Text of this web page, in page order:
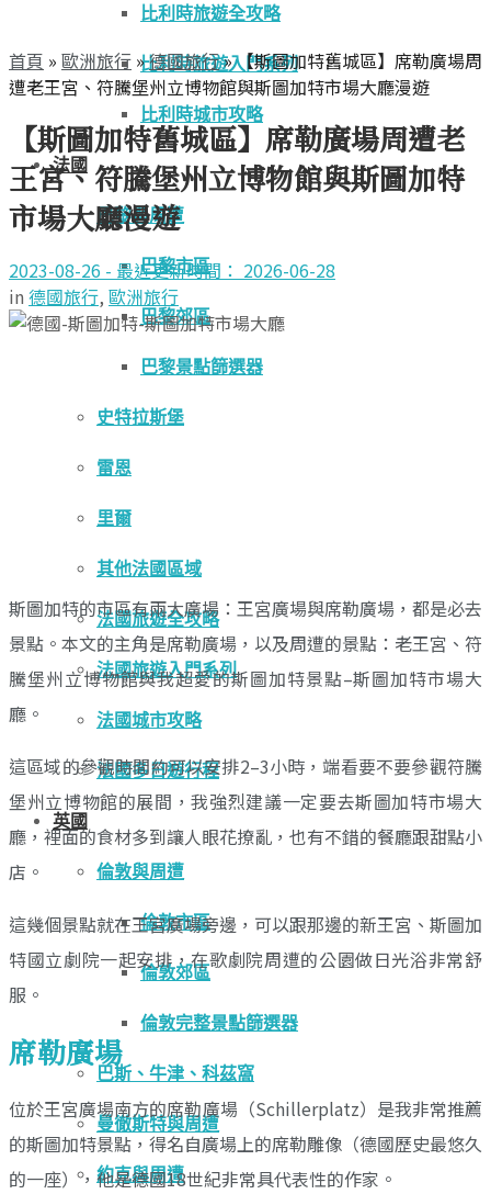
比利時旅遊全攻略
比利時旅遊入門系列
比利時城市攻略
法國
巴黎與周遭
巴黎市區
巴黎郊區
巴黎景點篩選器
史特拉斯堡
雷恩
里爾
其他法國區域
法國旅遊全攻略
法國旅遊入門系列
法國城市攻略
法國多日遊行程
英國
倫敦與周遭
倫敦市區
倫敦郊區
倫敦完整景點篩選器
巴斯、牛津、科茲窩
曼徹斯特與周遭
約克與周遭
首頁 » 歐洲旅行 »德國旅行»【斯圖加特舊城區】席勒廣場周
遭老王宮、符騰堡州立博物館與斯圖加特市場大廳漫遊
【斯圖加特舊城區】席勒廣場周遭老
王宮、符騰堡州立博物館與斯圖加特
市場大廳漫遊
2023-08-26 - 最近更新時間： 2026-06-28
in 德國旅行, 歐洲旅行
斯圖加特的市區有兩大廣場：王宮廣場與席勒廣場，都是必去
景點。本文的主角是席勒廣場，以及周遭的景點：老王宮、符
騰堡州立博物館與我超愛的斯圖加特景點–斯圖加特市場大
廳。
這區域的參觀時間約可以安排2–3小時，端看要不要參觀符騰
堡州立博物館的展間，我強烈建議一定要去斯圖加特市場大
廳，裡面的食材多到讓人眼花撩亂，也有不錯的餐廳跟甜點小
店。
這幾個景點就在王宮廣場旁邊，可以跟那邊的新王宮、斯圖加
特國立劇院一起安排，在歌劇院周遭的公園做日光浴非常舒
服。
席勒廣場
位於王宮廣場南方的席勒廣場（Schillerplatz）是我非常推薦
的斯圖加特景點，得名自廣場上的席勒雕像（德國歷史最悠久
的一座），他是德國18世紀非常具代表性的作家。